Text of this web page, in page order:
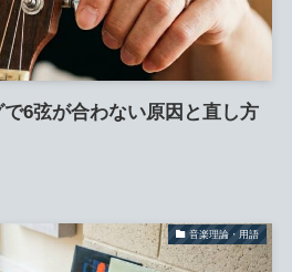
6弦が合わない原因と直し方
音楽理論・用語